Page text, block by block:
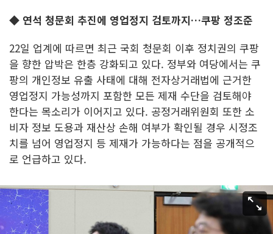
◆ 연석 청문회 추진에 영업정지 검토까지…쿠팡 정조준
22일 업계에 따르면 최근 국회 청문회 이후 정치권의 쿠팡
을 향한 압박은 한층 강화되고 있다. 정부와 여당에서는 쿠
팡의 개인정보 유출 사태에 대해 전자상거래법에 근거한
영업정지 가능성까지 포함한 모든 제재 수단을 검토해야
한다는 목소리가 이어지고 있다. 공정거래위원회 또한 소
비자 정보 도용과 재산상 손해 여부가 확인될 경우 시정조
치를 넘어 영업정지 등 제재가 가능하다는 점을 공개적으
로 언급하고 있다.